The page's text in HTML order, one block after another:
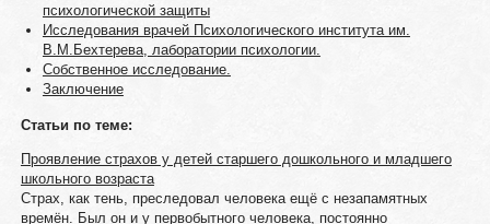
психологической защиты
Исследования врачей Психологического института им.
В.М.Бехтерева, лаборатории психологии.
Собственное исследование.
Заключение
Статьи по теме:
Проявление страхов у детей старшего дошкольного и младшего
школьного возраста
Страх, как тень, преследовал человека ещё с незапамятных
времён. Был он и у первобытного человека, постоянно